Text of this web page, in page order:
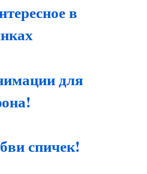
в
для
спичек!